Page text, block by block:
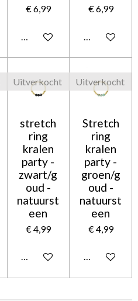
€ 6,99
Houd mij op de hoogte
€ 6,99
In
de hoogte
Uitverkocht
stretch
ring
kralen
party -
zwart/g
oud -
natuurst
een
€ 4,99
Houd mij op de hoogte
Uitverkocht
Stretch
ring
kralen
party -
groen/g
oud -
natuurst
een
€ 4,99
Houd mij op